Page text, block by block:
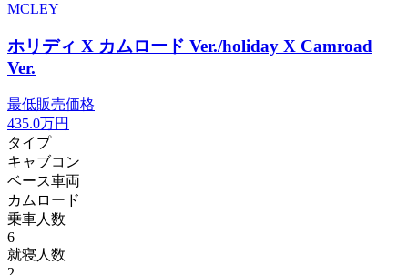
MCLEY
ホリディ X カムロード Ver./holiday X Camroad
Ver.
最低販売価格
435.0万円
タイプ
キャブコン
ベース車両
カムロード
乗車人数
6
就寝人数